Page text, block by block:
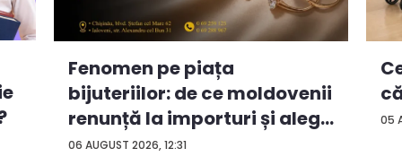
06 AUGUST 2026, 12:31
Fenomen pe piața
bijuteriilor: de ce moldovenii
renunță la importuri și aleg
...
05